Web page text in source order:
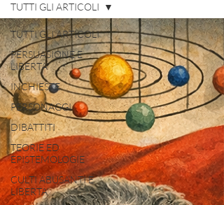
TUTTI GLI ARTICOLI
PERSUASIONE E
LIBERTA'
INCHIESTE
PERSONAGGI
DIBATTITI
TEORIE ED
EPISTEMOLOGIE
CULTI ABUSANTI E
LIBERTA'
TUTTI GLI ARTICOLI